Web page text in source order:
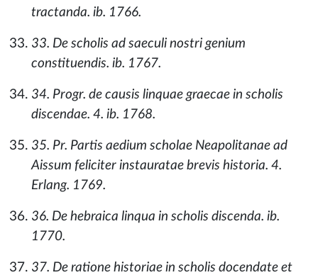
tractanda. ib. 1766.
33. De scholis ad saeculi nostri genium
constituendis. ib. 1767.
34. Progr. de causis linquae graecae in scholis
discendae. 4. ib. 1768.
35. Pr. Partis aedium scholae Neapolitanae ad
Aissum feliciter instauratae brevis historia. 4.
Erlang. 1769.
36. De hebraica linqua in scholis discenda. ib.
1770.
37. De ratione historiae in scholis docendate et